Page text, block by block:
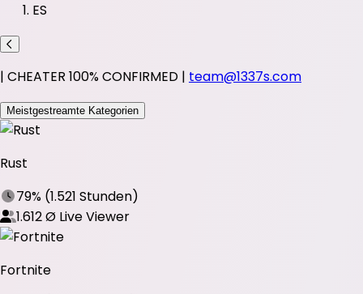
ES
| CHEATER 100% CONFIRMED | team@1337s.com
Meistgestreamte Kategorien
Rust
79% (1.521 Stunden)
1.612Ø Live Viewer
Fortnite